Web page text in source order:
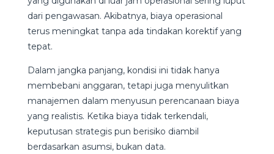
dari pengawasan. Akibatnya, biaya operasional
terus meningkat tanpa ada tindakan korektif yang
tepat.
Dalam jangka panjang, kondisi ini tidak hanya
membebani anggaran, tetapi juga menyulitkan
manajemen dalam menyusun perencanaan biaya
yang realistis. Ketika biaya tidak terkendali,
keputusan strategis pun berisiko diambil
berdasarkan asumsi, bukan data.